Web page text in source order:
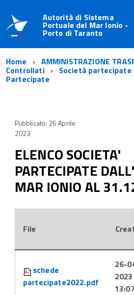
Autorità di Sistema
Portuale del Mar Ionio -
Porto di Taranto
Home AMMINISTRAZIONE
Controllati Società partecipate
Partecipate
Pubblicato: 26 Aprile
2023
ELENCO SOCIETA'
PARTECIPATE
MAR IONIO AL
File
schede
partecipate2022.pdf
26-
2023